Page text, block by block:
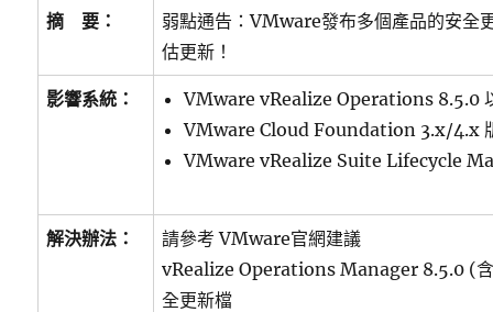
摘 要：
弱點通告：VMware發布多個產品的安全
估更新！
影響系統：
VMware vRealize Operations 8.5.0
VMware Cloud Foundation 3.x/4.x
VMware vRealize Suite Lifecycle
解決辦法：
請參考 VMware官網建議
vRealize Operations Manager 8.5.0 (
全更新檔